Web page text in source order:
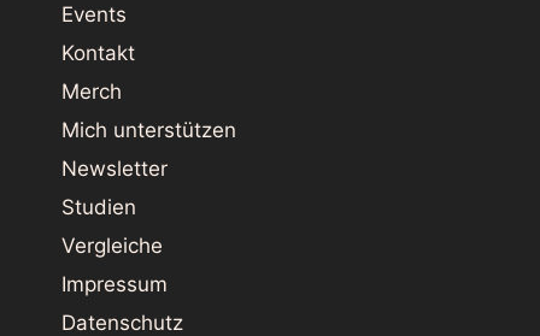
Events
Kontakt
Merch
Mich unterstützen
Newsletter
Studien
Vergleiche
Impressum
Datenschutz